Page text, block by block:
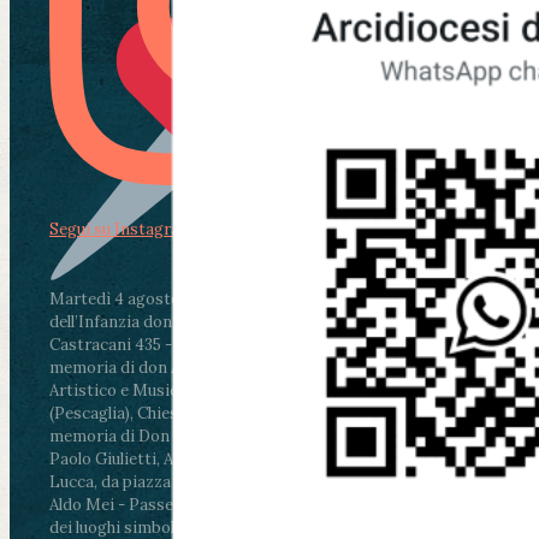
Martedì 4 agosto2026
ore 11:30 - Lucca, Scuola
dell’Infanzia don Aldo Mei - Viale Castruccio
Castracani 435 - Inaugurazione murales in
memoria di don Aldo Mei curato dal Liceo
Artistico e Musicale “Passaglia”
ore 18 - Fiano
(Pescaglia), Chiesa parrocchiale - Messa in
memoria di Don Aldo Mei celebrata da mons.
Paolo Giulietti, Arcivescovo di Lucca
ore 20.30 -
Lucca, da piazza San Michele al Cippo di don
Aldo Mei - Passeggiata della Memoria in alcuni
dei luoghi simbolo della città. Ritrovo alle ore
Segui su Instagram